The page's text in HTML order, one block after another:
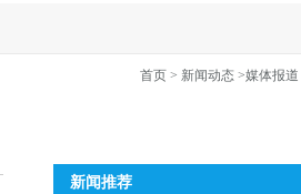
首页 > 新闻动态 >媒体报道
新闻推荐